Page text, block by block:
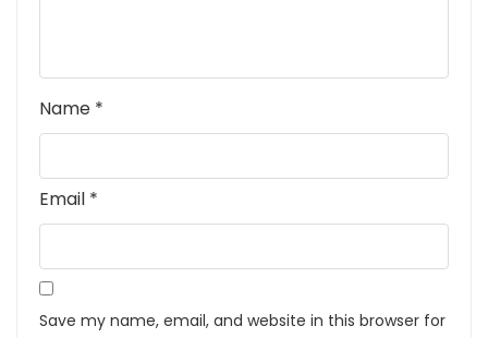
Name *
Email *
Save my name, email, and website in this browser for